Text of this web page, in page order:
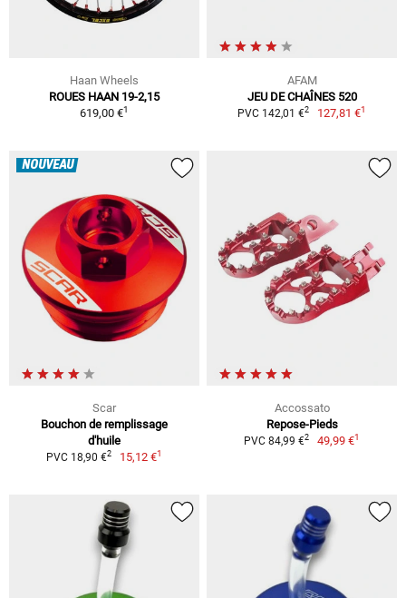
Haan Wheels
ROUES HAAN 19-2,15
619,00 €1
AFAM
JEU DE CHAÎNES 520
PVC 142,01 €2 127,81 €1
NOUVEAU
Scar
Bouchon de remplissage
d'huile
PVC 18,90 €2 15,12 €1
Accossato
Repose-Pieds
PVC 84,99 €2 49,99 €1